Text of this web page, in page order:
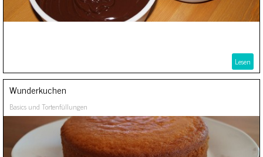
Lesen
Wunderkuchen
Basics und Tortenfüllungen